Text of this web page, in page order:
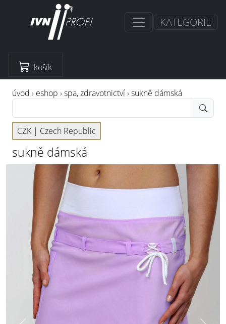
KATEGORIE
košík
úvod › eshop ›spa, zdravotnictví›sukně dámská
CZK | Czech Republic
sukně dámská